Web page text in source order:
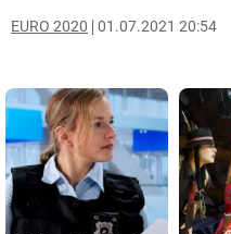
EURO 2020 01.07.2021 20:54